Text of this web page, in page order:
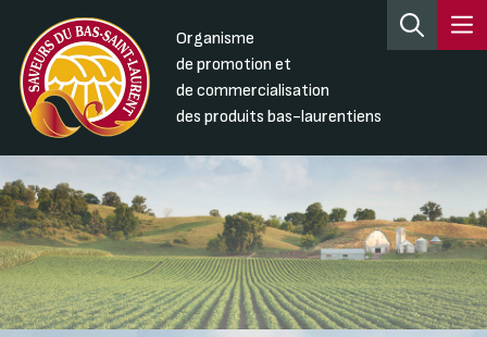
Organisme
de promotion et
de commercialisation
des produits bas-laurentiens